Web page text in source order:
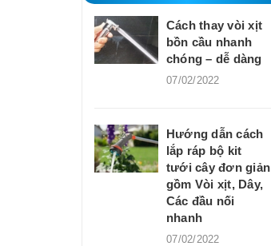
Cách thay vòi xịt
bồn cầu nhanh
chóng – dễ dàng
07/02/2022
Hướng dẫn cách
lắp ráp bộ kit
tưới cây đơn giản
gồm Vòi xịt, Dây,
Các đầu nối
nhanh
07/02/2022